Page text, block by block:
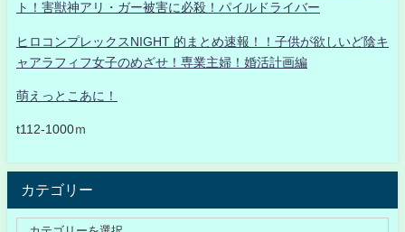
ト！害獣神アリ・ガー被害に必殺！パイルドライバー
ヒロコンプレックスNIGHT 的まとめ速報！！子供が欲しいど陰キ
ャアラフィフ女子のめざせ！専業主婦！婚活計画編
萌えっとこあに！
t112-1000ｍ
カテゴリー